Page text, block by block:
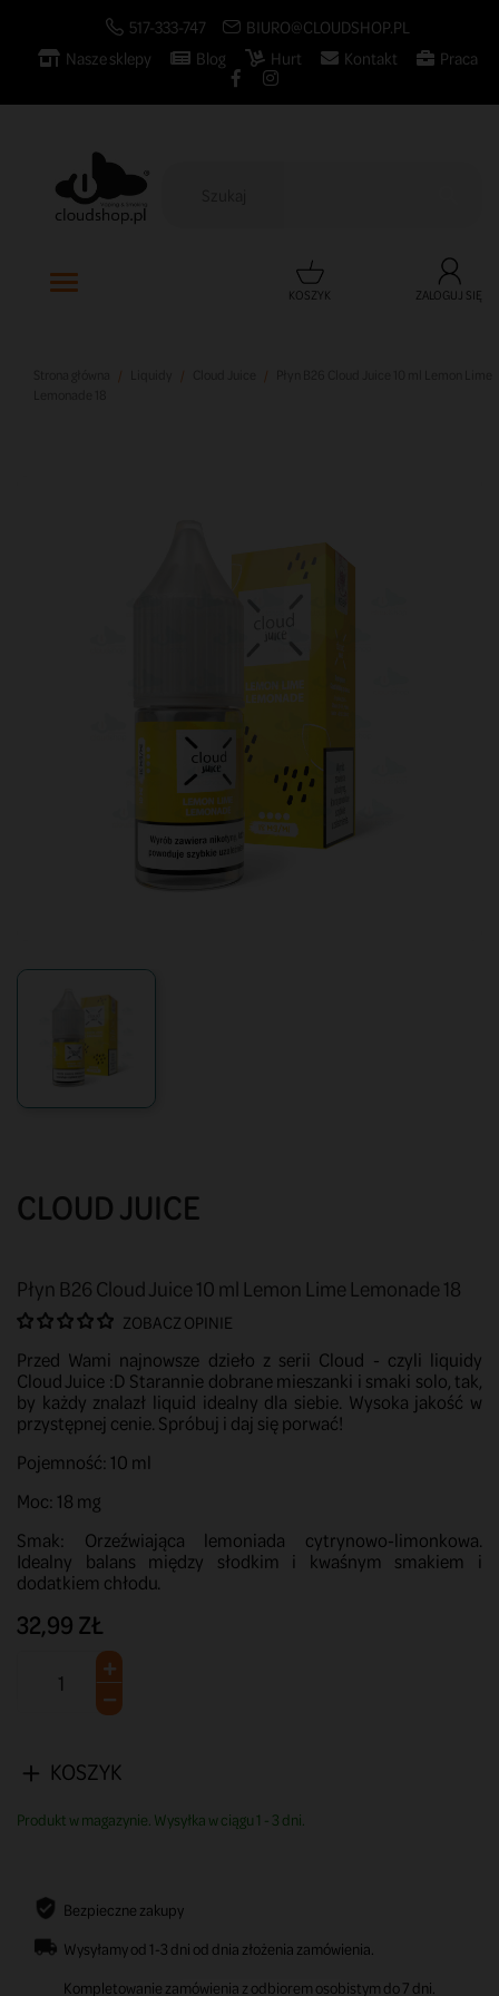
517-333-747
BIURO@CLOUDSHOP.PL
Nasze sklepy
Blog Hurt Kontakt Praca
KOSZYK ZALOGUJ SIĘ
CLOUD JUICE
Płyn B26 Cloud Juice 10 ml Lemon Lime Lemonade 18
ZOBACZ OPINIE
Przed Wami najnowsze dzieło z serii Cloud - czyli liquidy
Cloud Juice :D Starannie dobrane mieszanki i smaki solo, tak,
by każdy znalazł liquid idealny dla siebie. Wysoka jakość w
przystępnej cenie. Spróbuj i daj się porwać!
Pojemność: 10 ml
Moc: 18 mg
Smak: Orzeźwiająca lemoniada cytrynowo-limonkowa.
Idealny balans między słodkim i kwaśnym smakiem i
dodatkiem chłodu.
32,99 ZŁ
KOSZYK
Produkt w magazynie. Wysyłka w ciągu 1 - 3 dni.
Bezpieczne zakupy
Wysyłamy od 1-3 dni od dnia złożenia zamówienia.
Kompletowanie zamówienia z odbiorem osobistym do 7 dni.